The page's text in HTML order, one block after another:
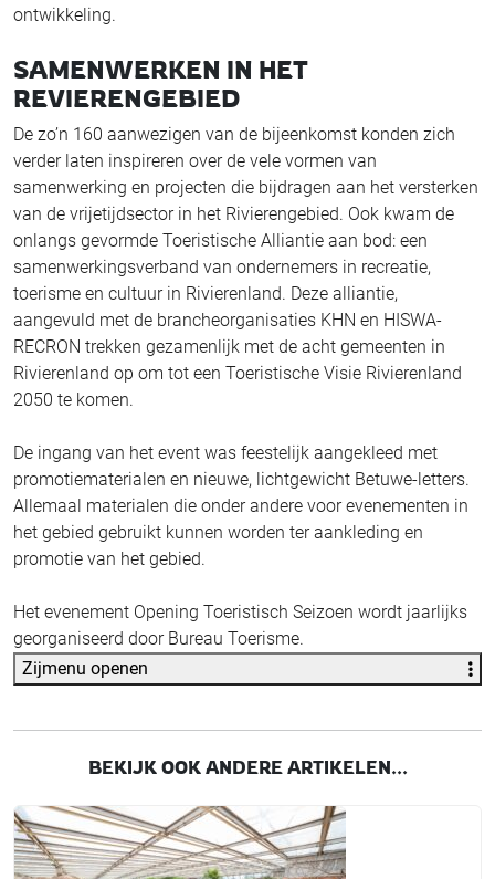
ontwikkeling.
SAMENWERKEN IN HET
REVIERENGEBIED
De zo’n 160 aanwezigen van de bijeenkomst konden zich
verder laten inspireren over de vele vormen van
samenwerking en projecten die bijdragen aan het versterken
van de vrijetijdsector in het Rivierengebied. Ook kwam de
onlangs gevormde Toeristische Alliantie aan bod: een
samenwerkingsverband van ondernemers in recreatie,
toerisme en cultuur in Rivierenland. Deze alliantie,
aangevuld met de brancheorganisaties KHN en HISWA-
RECRON trekken gezamenlijk met de acht gemeenten in
Rivierenland op om tot een Toeristische Visie Rivierenland
2050 te komen.
De ingang van het event was feestelijk aangekleed met
promotiematerialen en nieuwe, lichtgewicht Betuwe-letters.
Allemaal materialen die onder andere voor evenementen in
het gebied gebruikt kunnen worden ter aankleding en
promotie van het gebied.
Het evenement Opening Toeristisch Seizoen wordt jaarlijks
georganiseerd door Bureau Toerisme.
Zijmenu openen
BEKIJK OOK ANDERE ARTIKELEN...